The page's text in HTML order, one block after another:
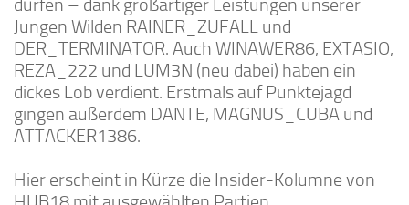
dürfen – dank großartiger Leistungen unserer
Jungen Wilden RAINER_ZUFALL und
DER_TERMINATOR. Auch WINAWER86, EXTASIO,
REZA_222 und LUM3N (neu dabei) haben ein
dickes Lob verdient. Erstmals auf Punktejagd
gingen außerdem DANTE, MAGNUS_CUBA und
ATTACKER1386.
Hier erscheint in Kürze die Insider-Kolumne von